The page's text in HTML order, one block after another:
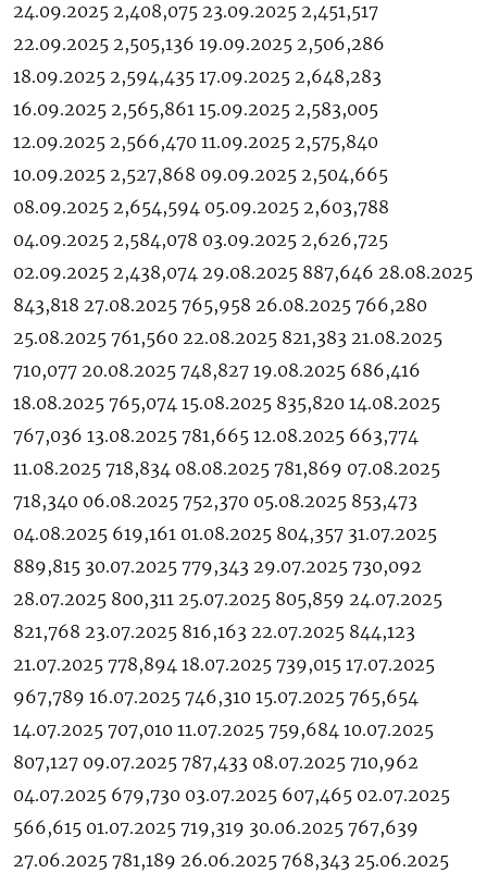
ПОДПИСАТЬСЯ
24.09.2025 2,408,075 23.09.2025 2,451,517
22.09.2025 2,505,136 19.09.2025 2,506,286
18.09.2025 2,594,435 17.09.2025 2,648,283
16.09.2025 2,565,861 15.09.2025 2,583,005
12.09.2025 2,566,470 11.09.2025 2,575,840
10.09.2025 2,527,868 09.09.2025 2,504,665
08.09.2025 2,654,594 05.09.2025 2,603,788
04.09.2025 2,584,078 03.09.2025 2,626,725
02.09.2025 2,438,074 29.08.2025 887,646 28.08.2025
843,818 27.08.2025 765,958 26.08.2025 766,280
25.08.2025 761,560 22.08.2025 821,383 21.08.2025
710,077 20.08.2025 748,827 19.08.2025 686,416
18.08.2025 765,074 15.08.2025 835,820 14.08.2025
767,036 13.08.2025 781,665 12.08.2025 663,774
11.08.2025 718,834 08.08.2025 781,869 07.08.2025
718,340 06.08.2025 752,370 05.08.2025 853,473
04.08.2025 619,161 01.08.2025 804,357 31.07.2025
889,815 30.07.2025 779,343 29.07.2025 730,092
28.07.2025 800,311 25.07.2025 805,859 24.07.2025
821,768 23.07.2025 816,163 22.07.2025 844,123
21.07.2025 778,894 18.07.2025 739,015 17.07.2025
967,789 16.07.2025 746,310 15.07.2025 765,654
14.07.2025 707,010 11.07.2025 759,684 10.07.2025
807,127 09.07.2025 787,433 08.07.2025 710,962
04.07.2025 679,730 03.07.2025 607,465 02.07.2025
566,615 01.07.2025 719,319 30.06.2025 767,639
27.06.2025 781,189 26.06.2025 768,343 25.06.2025